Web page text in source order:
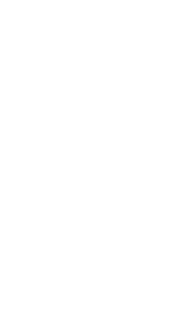
Betlehem.
te brengen,
en zei:
doen. Het is
leven
wilde hij het
Abisai, de